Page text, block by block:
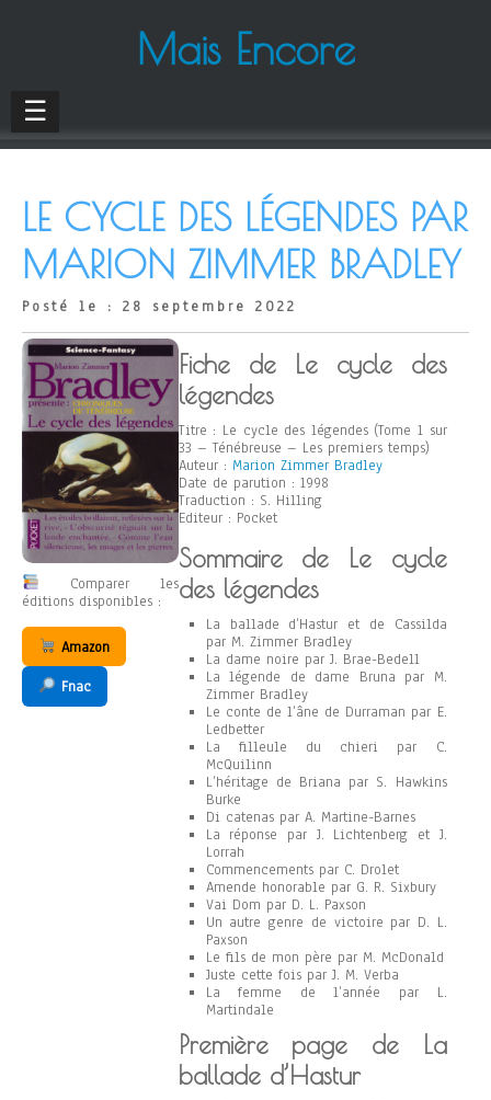
Mais Encore
☰
LE CYCLE DES LÉGENDES PAR
MARION ZIMMER BRADLEY
Posté le : 28 septembre 2022
Comparer les
éditions disponibles :
Amazon
Fnac
Fiche de Le cycle des
légendes
Titre : Le cycle des légendes (Tome 1 sur
33 – Ténébreuse – Les premiers temps)
Auteur : Marion Zimmer Bradley
Date de parution : 1998
Traduction : S. Hilling
Editeur : Pocket
Sommaire de Le cycle
des légendes
La ballade d’Hastur et de Cassilda
par M. Zimmer Bradley
La dame noire par J. Brae-Bedell
La légende de dame Bruna par M.
Zimmer Bradley
Le conte de l’âne de Durraman par E.
Ledbetter
La filleule du chieri par C.
McQuilinn
L’héritage de Briana par S. Hawkins
Burke
Di catenas par A. Martine-Barnes
La réponse par J. Lichtenberg et J.
Lorrah
Commencements par C. Drolet
Amende honorable par G. R. Sixbury
Vai Dom par D. L. Paxson
Un autre genre de victoire par D. L.
Paxson
Le fils de mon père par M. McDonald
Juste cette fois par J. M. Verba
La femme de l’année par L.
Martindale
Première page de La
ballade d’Hastur